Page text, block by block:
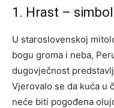
1. Hrast –
U staroslovenskoj
bogu groma i neba,
dugovječnost
Vjerovalo se da kuća u
neće biti pogođena